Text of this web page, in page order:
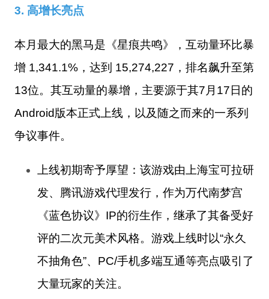
3. 高增长亮点
本月最大的黑马是《星痕共鸣》，互动量环比暴
增 1,341.1%，达到 15,274,227 ，排名飙升至第
13位。其互动量的暴增，主要源于其7月17日的
Android版本正式上线，以及随之而来的一系列
争议事件。
上线初期寄予厚望 ：该游戏由上海宝可拉研
发、腾讯游戏代理发行，作为万代南梦宫
《蓝色协议》IP的衍生作，继承了其备受好
评的二次元美术风格。游戏上线时以“永久
不抽角色”、PC/手机多端互通等亮点吸引了
大量玩家的关注。